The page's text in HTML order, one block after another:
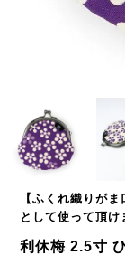
【ふくれ織りが
として使って頂け
利休梅 2.5寸